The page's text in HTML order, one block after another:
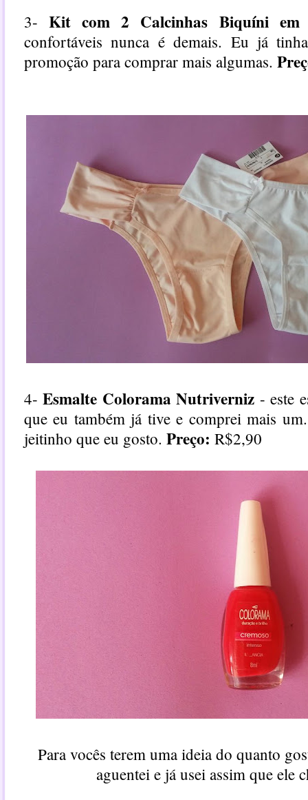
3- Kit com 2 Calcinhas Biquíni
confortáveis nunca é demais. Eu já
promoção para comprar mais algumas.
4-Esmalte Colorama Nutriverniz - este
que eu também já tive e comprei mais
jeitinho que eu gosto. Preço: R$2,90
Para vocês terem uma ideia do quanto
aguentei e já usei assim que ele